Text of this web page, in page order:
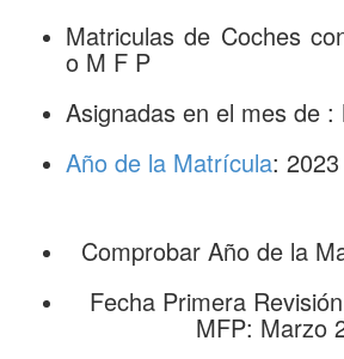
Matriculas de Coches
o M F P
Asignadas en el mes de
Año de la Matrícula: 2023
Comprobar Año de la
Fecha Primera
MFP: Marzo